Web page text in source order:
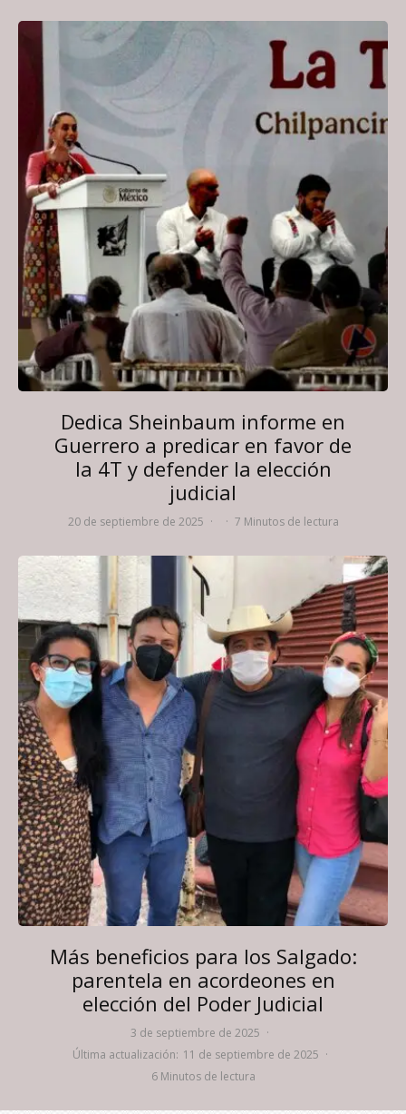
Dedica Sheinbaum informe en
Guerrero a predicar en favor de
la 4T y defender la elección
judicial
20 de septiembre de 2025 · · 7 Minutos de lectura
Más beneficios para los Salgado:
parentela en acordeones en
elección del Poder Judicial
3 de septiembre de 2025 ·
Última actualización: 11 de septiembre de 2025 ·
6 Minutos de lectura